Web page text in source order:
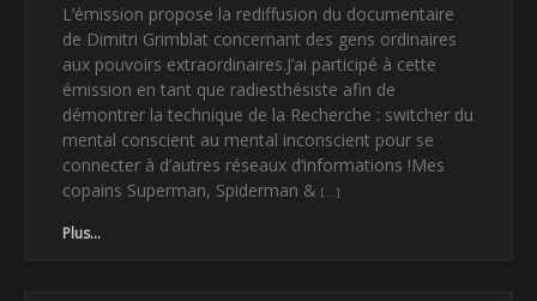
L’émission propose la rediffusion du documentaire
de Dimitri Grimblat concernant des gens ordinaires
aux pouvoirs extraordinaires.J’ai participé à cette
émission en tant que radiesthésiste afin de
démontrer la technique de la Recherche : switcher du
mental conscient au mental inconscient pour se
connecter à d’autres réseaux d’informations !Mes
copains Superman, Spiderman &
Plus...